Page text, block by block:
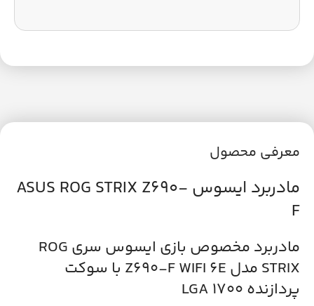
معرفی محصول
مادربرد ایسوس ASUS ROG STRIX Z690-
F
مادربرد مخصوص بازی ایسوس سری ROG
STRIX مدل Z690-F WIFI 6E با سوکت
پردازنده LGA 1700